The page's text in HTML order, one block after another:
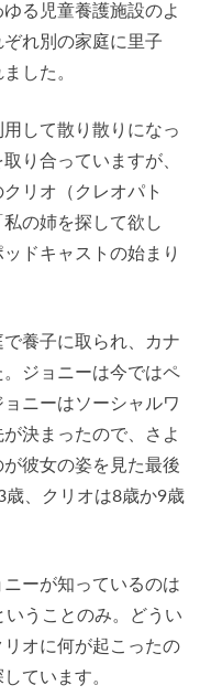
る児童養護施設のよ
れ別の家庭に里子
した。
して散り散りになっ
り合っていますが、
リオ（クレオパト
の姉を探して欲し
ドキャストの始まり
養子に取られ、カナ
ジョニーは今ではペ
ニーはソーシャルワ
決まったので、さよ
彼女の姿を見た最後
歳、クリオは8歳か9歳
ーが知っているのは
うことのみ。どうい
オに何が起こったの
ています。